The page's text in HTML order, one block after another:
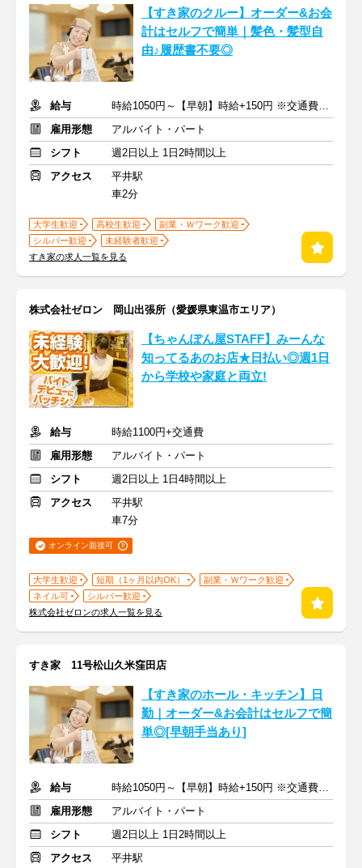
【すき家のクルー】オーダー&お会
計はセルフで簡単｜髪色・髪型自
由♪履歴書不要◎
給与
時給1050円～【早朝】時給+150円 ※交通費支給
雇用形態
アルバイト・パート
シフト
週2日以上 1日2時間以上
アクセス
平井駅
車2分
大学生歓迎 高校生歓迎
副業・Ｗワーク歓迎
シルバー歓迎
未経験者歓迎
すき家の求人一覧を見る
株式会社ゼロン 岡山出張所（愛媛県東温市エリア）
【ちゃんぽん屋STAFF】みーんな
知ってるあのお店★日払い◎週1日
から学校や家庭と両立!
給与
時給1100円+交通費
雇用形態
アルバイト・パート
シフト
週2日以上 1日4時間以上
アクセス
平井駅
車7分
オンライン面接可
大学生歓迎 短期（1ヶ月以内OK）
副業・Ｗワーク歓迎
ネイル可
シルバー歓迎
株式会社ゼロンの求人一覧を見る
すき家 11号松山久米窪田店
【すき家のホール・キッチン】日
勤｜オーダー&お会計はセルフで簡
単◎[早朝手当あり]
給与
時給1050円～【早朝】時給+150円 ※交通費支給
雇用形態
アルバイト・パート
シフト
週2日以上 1日2時間以上
アクセス
平井駅